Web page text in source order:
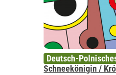
Deutsch-
Schneekönigin /